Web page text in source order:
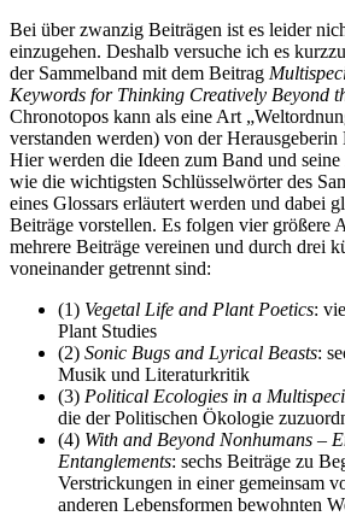
Bei über zwanzig Beiträgen ist es leider
einzugehen. Deshalb versuche ich es
der Sammelband mit dem Beitrag
Keywords for Thinking Creatively Beyond
Chronotopos kann als eine Art
verstanden werden) von der Herausgeberin
Hier werden die Ideen zum Band und seine
wie die wichtigsten Schlüsselwörter des
eines Glossars erläutert werden und dabei
Beiträge vorstellen. Es folgen vier größere
mehrere Beiträge vereinen und durch drei
voneinander getrennt sind:
(1) Vegetal Life and Plant Poetics:
Plant Studies
(2) Sonic Bugs and Lyrical Beasts:
Musik und Literaturkritik
(3) Political Ecologies in a
die der Politischen Ökologie
(4) With and Beyond Nonhumans –
Entanglements: sechs Beiträge zu
Verstrickungen in einer gemeinsam
anderen Lebensformen bewohnten